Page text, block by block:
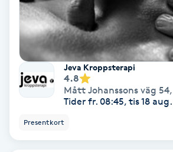
Nagelvård
Naglar borttagning
Naglar reparation
Jeva Kroppsterapi
4.8
Mått Johanssons väg 54,
Tider fr. 08:45, tis 18 aug.
Presentkort